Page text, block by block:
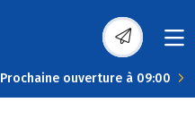
Prochaine ouverture à 09:00